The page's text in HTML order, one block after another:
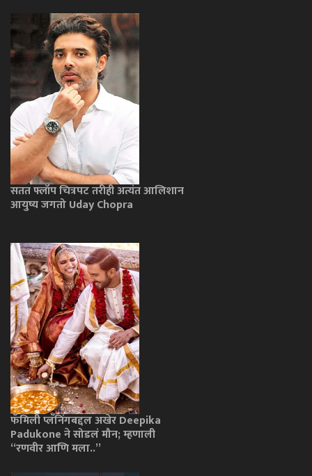
सतत फ्लॉप चित्रपट तरीही अत्यंत आलिशान
आयुष्य जगतो Uday Chopra
फॅमिली प्लॅनिंगबद्दल अखेर Deepika
Padukone ने सोडलं मौन; म्हणाली
“रणवीर आणि मला..”